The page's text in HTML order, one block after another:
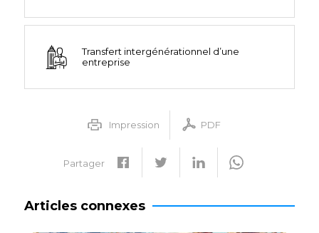
Transfert intergénérationnel d’une
entreprise
Impression PDF
Partager
Articles connexes